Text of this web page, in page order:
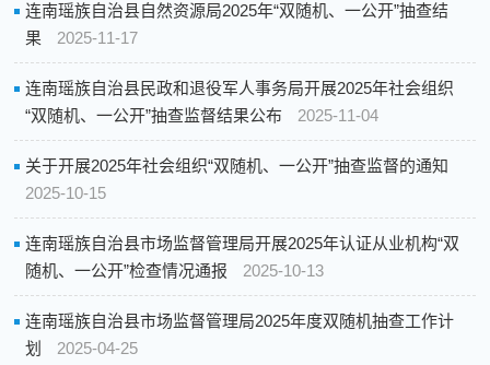
连南瑶族自治县自然资源局2025年“双随机、一公开”抽查结
果
2025-11-17
连南瑶族自治县民政和退役军人事务局开展2025年社会组织
“双随机、一公开”抽查监督结果公布
2025-11-04
关于开展2025年社会组织“双随机、一公开”抽查监督的通知
2025-10-15
连南瑶族自治县市场监督管理局开展2025年认证从业机构“双
随机、一公开”检查情况通报
2025-10-13
连南瑶族自治县市场监督管理局2025年度双随机抽查工作计
划
2025-04-25